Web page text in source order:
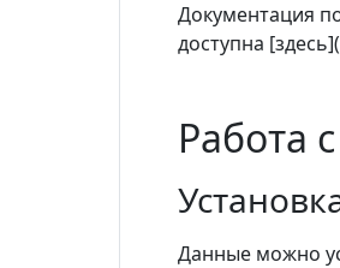
Документация
доступна
Работа
Данные можно